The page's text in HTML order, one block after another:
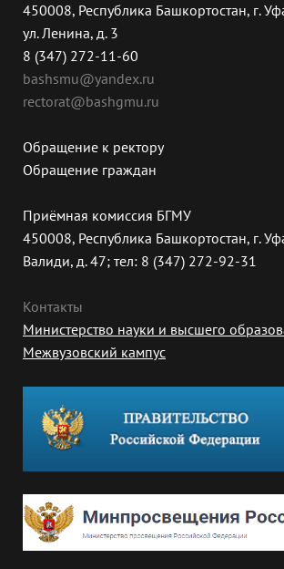
450008, Республика Башкортостан, г.
ул. Ленина, д. 3
8 (347) 272-11-60
bashsmu@yandex.ru
rectorat@bashgmu.ru
Обращение к ректору
Обращение граждан
Приёмная комиссия БГМУ
450008, Республика Башкортостан, г.
Валиди, д. 47; тел: 8 (347) 272-92-31
Контакты
Министерство науки и высшего
Межвузовский кампус